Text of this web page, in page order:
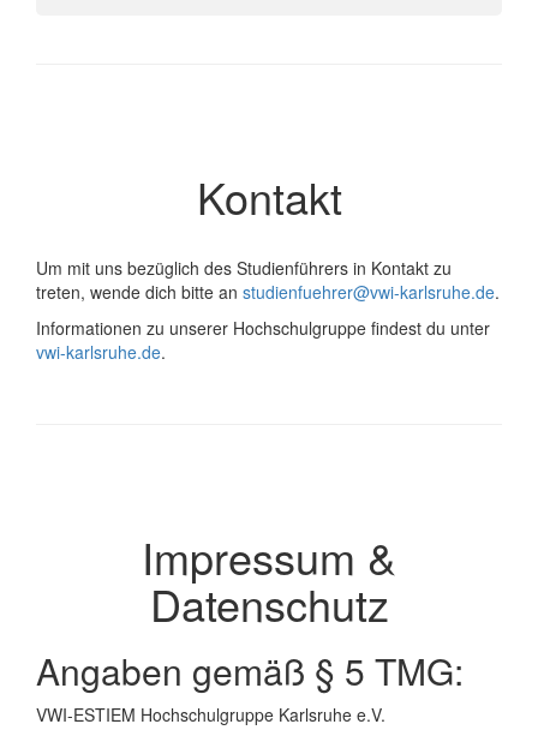
Kontakt
Um mit uns bezüglich des Studienführers in Kontakt zu
treten, wende dich bitte an studienfuehrer@vwi-karlsruhe.de.
Informationen zu unserer Hochschulgruppe findest du unter
vwi-karlsruhe.de.
Impressum &
Datenschutz
Angaben gemäß § 5 TMG:
VWI-ESTIEM Hochschulgruppe Karlsruhe e.V.